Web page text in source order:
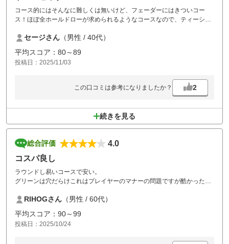
コース的にはそんなに難しくは無いけど、フェーダーにはきついコー
ス！ほぼ全ホールドローが求められるようなコースなので、ティーショ
その日たまたまかもだけど、ピッチマーク修復しない人多すぎて、毎ホ
ール5つくらいずつやってたけど、それでも全然足りないくらいでし
た！
セージさん （男性 / 40代）
平均スコア：80～89
投稿日：2025/11/03
この口コミは参考になりましたか？ 2
続きを見る
総合評価
4.0
コスパ良し
ラウンドし易いコースで安い。
グリーンは穴だらけこれはプレイヤーのマナーの問題ですが酷かった。
RIHOGさん （男性 / 60代）
平均スコア：90～99
投稿日：2025/10/24